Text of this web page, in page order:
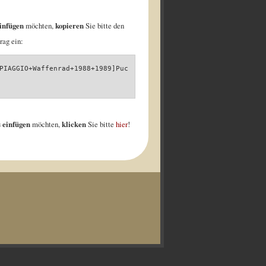
möchten,kopierenSie bitte den
ein:
möchten,klickenSie bittehier!